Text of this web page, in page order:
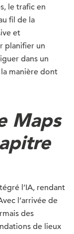
le trafic en
fil de la
et
planifier un
dans un
manière dont
Maps
l’IA, rendant
l’arrivée de
des
de lieux